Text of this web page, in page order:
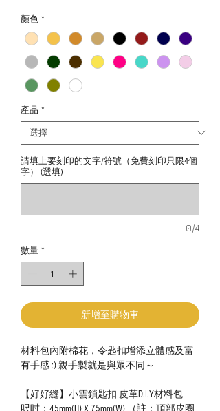
顏色 *
產品 *
請填上要刻印的文字/符號（免費刻印只限4個
字） (選填)
0/4
數量 *
新增至購物車
材料包內附棉花，令匙扣增添立體感及富
有手感 :) 親手製就是與眾不同～
【好好縫】小雲鎖匙扣 皮革D.I.Y材料包